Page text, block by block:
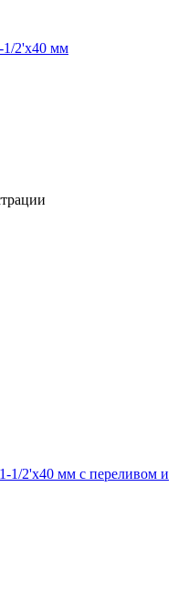
2'х40 мм
1/2'х40 мм с переливом и